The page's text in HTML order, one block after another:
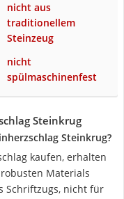
nicht aus
traditionellem
Steinzeug
nicht
spülmaschinenfest
Steinkrug
Steinkrug?
kaufen, erhalten
Materials
Schriftzugs, nicht für